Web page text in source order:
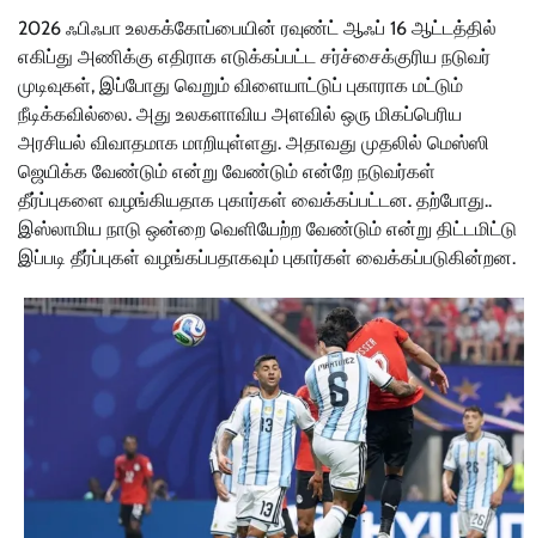
2026 ஃபிஃபா உலகக்கோப்பையின் ரவுண்ட் ஆஃப் 16 ஆட்டத்தில்
எகிப்து அணிக்கு எதிராக எடுக்கப்பட்ட சர்ச்சைக்குரிய நடுவர்
முடிவுகள், இப்போது வெறும் விளையாட்டுப் புகாராக மட்டும்
நீடிக்கவில்லை. அது உலகளாவிய அளவில் ஒரு மிகப்பெரிய
அரசியல் விவாதமாக மாறியுள்ளது. அதாவது முதலில் மெஸ்ஸி
ஜெயிக்க வேண்டும் என்று வேண்டும் என்றே நடுவர்கள்
தீர்ப்புகளை வழங்கியதாக புகார்கள் வைக்கப்பட்டன. தற்போது..
இஸ்லாமிய நாடு ஒன்றை வெளியேற்ற வேண்டும் என்று திட்டமிட்டு
இப்படி தீர்ப்புகள் வழங்கப்பதாகவும் புகார்கள் வைக்கப்படுகின்றன.